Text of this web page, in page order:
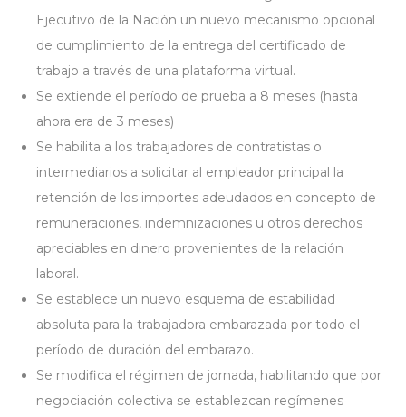
Ejecutivo de la Nación un nuevo mecanismo opcional
de cumplimiento de la entrega del certificado de
trabajo a través de una plataforma virtual.
Se extiende el período de prueba a 8 meses (hasta
ahora era de 3 meses)
Se habilita a los trabajadores de contratistas o
intermediarios a solicitar al empleador principal la
retención de los importes adeudados en concepto de
remuneraciones, indemnizaciones u otros derechos
apreciables en dinero provenientes de la relación
laboral.
Se establece un nuevo esquema de estabilidad
absoluta para la trabajadora embarazada por todo el
período de duración del embarazo.
Se modifica el régimen de jornada, habilitando que por
negociación colectiva se establezcan regímenes